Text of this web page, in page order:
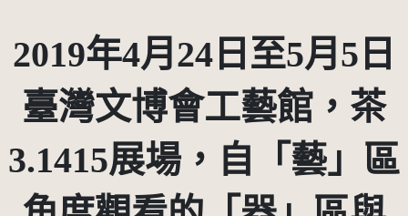
2019年4月24日至5月5日
臺灣文博會工藝館，茶
3.1415展場，自「藝」區